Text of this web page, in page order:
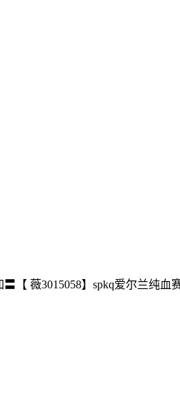
【 薇3015058】spkq爱尔兰纯血